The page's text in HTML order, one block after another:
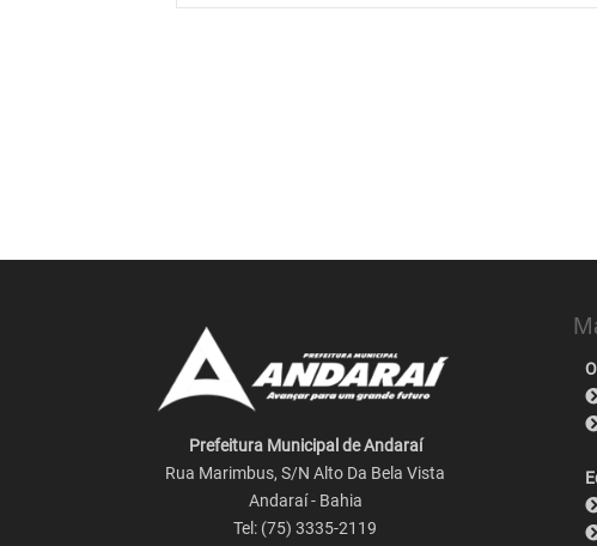
Prefeitura Municipal de Andaraí
Rua Marimbus, S/N Alto Da Bela Vista
Andaraí - Bahia
Tel: (75) 3335-2119